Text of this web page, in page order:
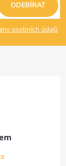
osobních údajů
ODEBÍRAT